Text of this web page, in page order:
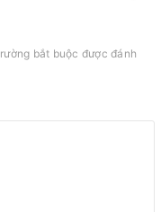
bắt buộc được đánh